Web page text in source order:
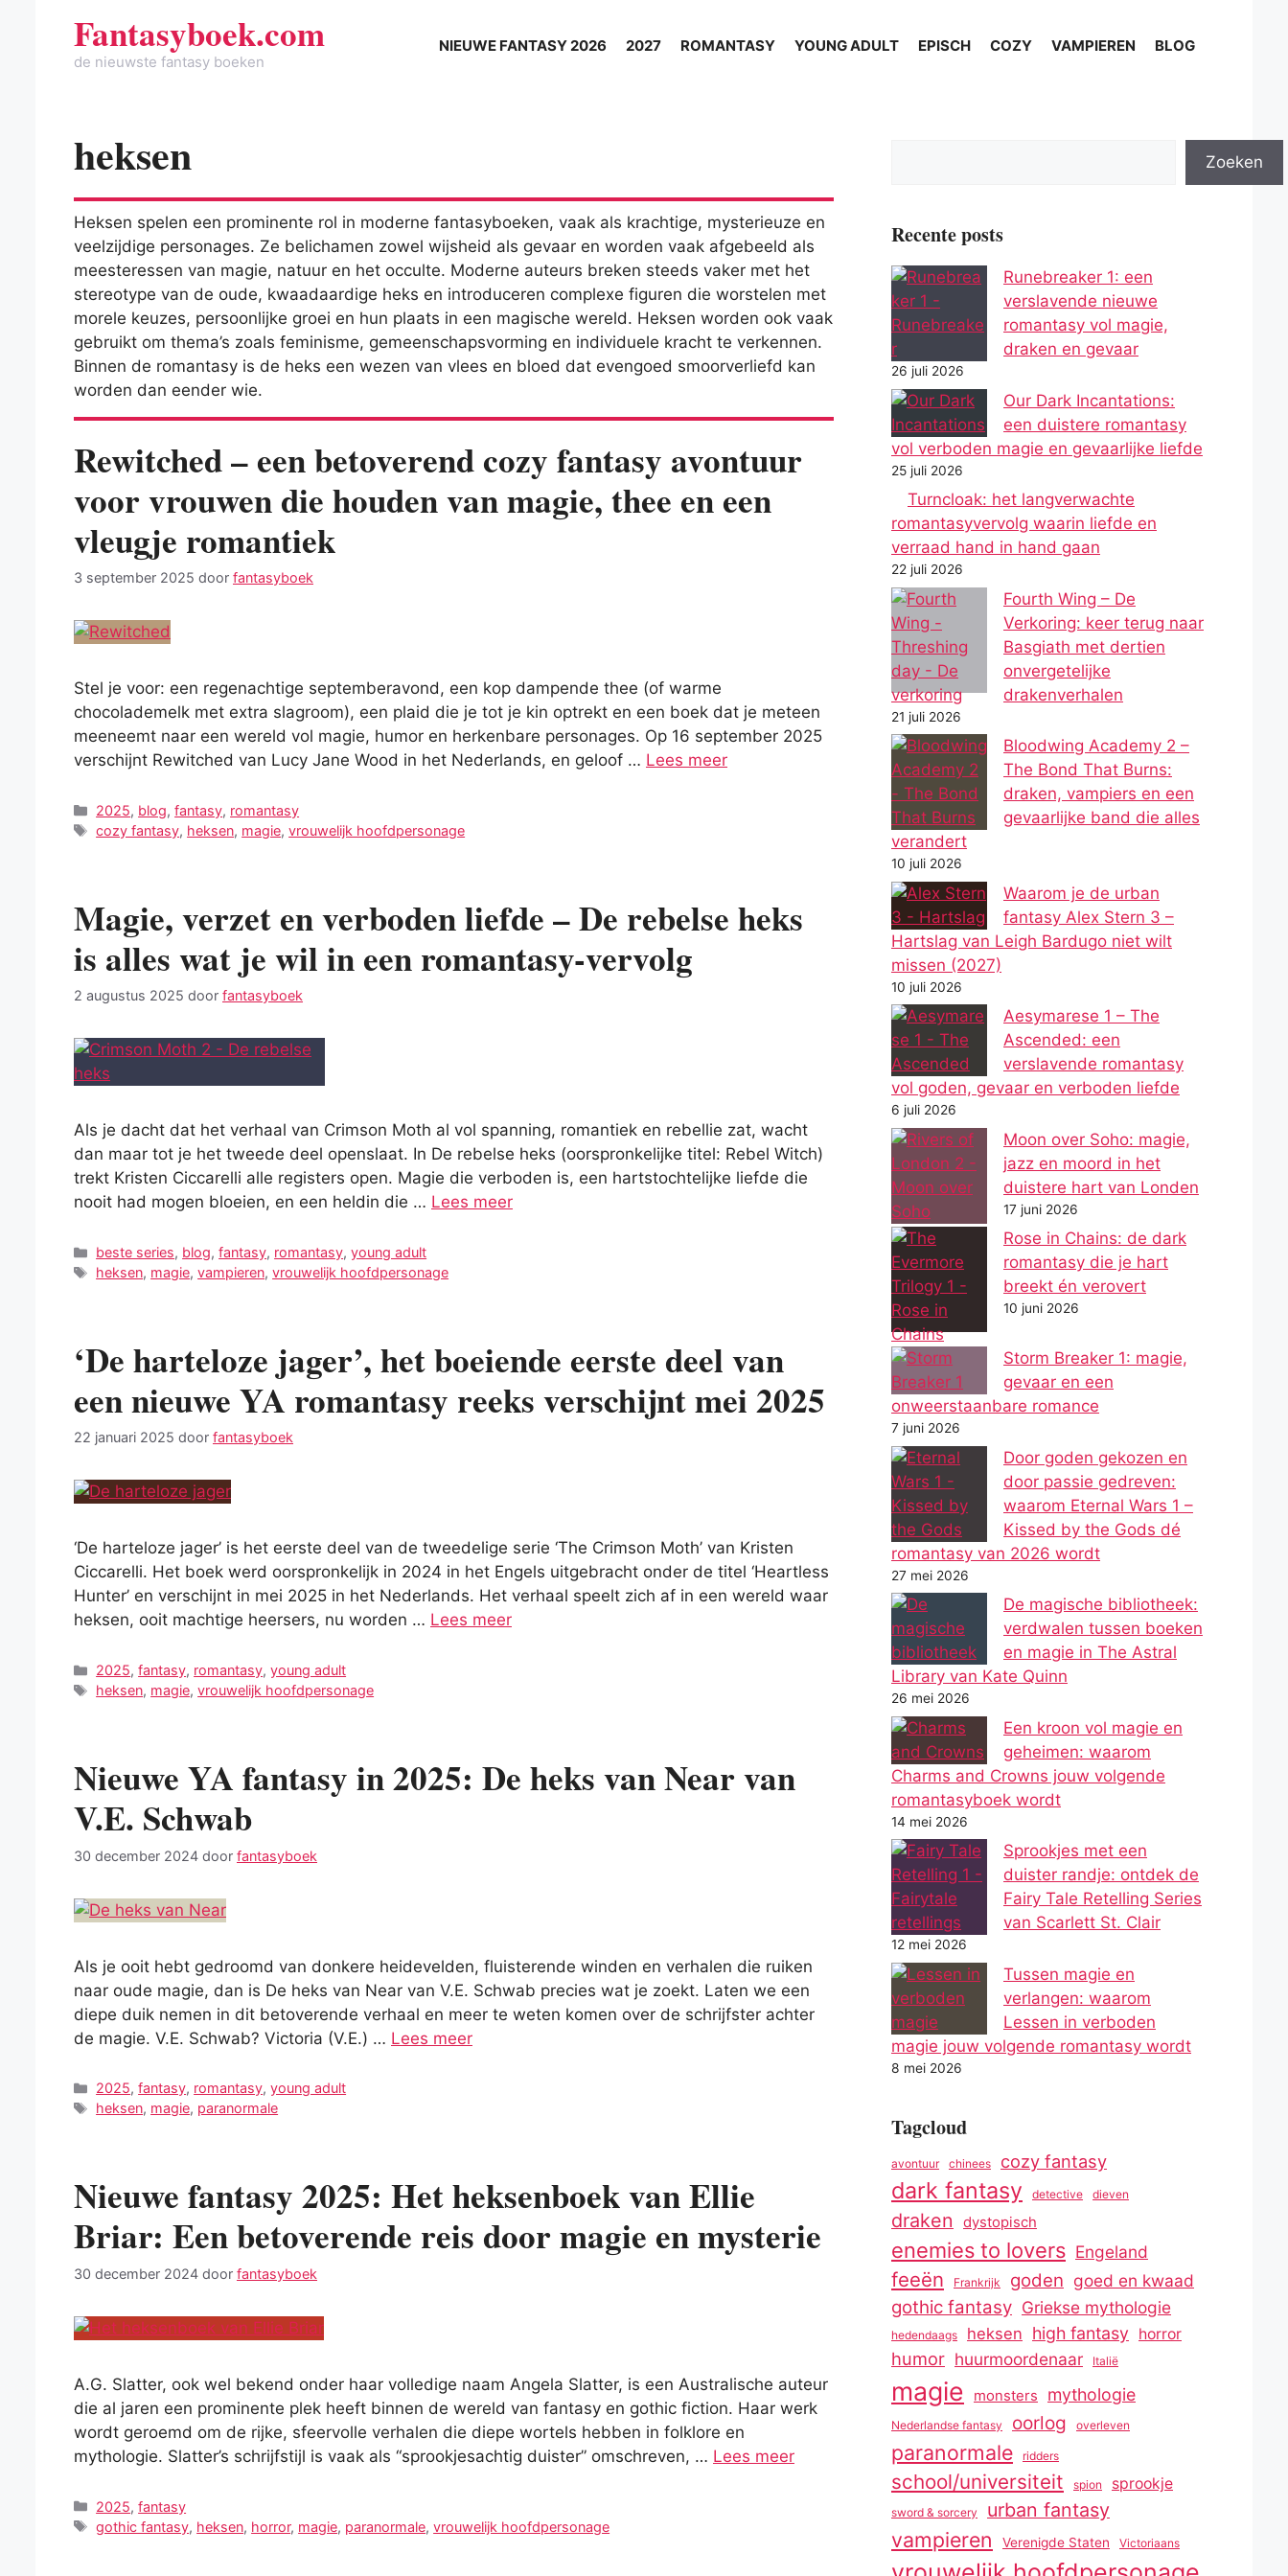
Fantasyboek.com
de nieuwste fantasy boeken
NIEUWE FANTASY 2026 2027 ROMANTASY YOUNG ADULT EPISCH COZY VAMPIEREN BLOG
heksen
Heksen spelen een prominente rol in moderne fantasyboeken, vaak als krachtige, mysterieuze en
veelzijdige personages. Ze belichamen zowel wijsheid als gevaar en worden vaak afgebeeld als
meesteressen van magie, natuur en het occulte. Moderne auteurs breken steeds vaker met het
stereotype van de oude, kwaadaardige heks en introduceren complexe figuren die worstelen met
morele keuzes, persoonlijke groei en hun plaats in een magische wereld. Heksen worden ook vaak
gebruikt om thema’s zoals feminisme, gemeenschapsvorming en individuele kracht te verkennen.
Binnen de romantasy is de heks een wezen van vlees en bloed dat evengoed smoorverliefd kan
worden dan eender wie.
Rewitched – een betoverend cozy fantasy avontuur
voor vrouwen die houden van magie, thee en een
vleugje romantiek
3 september 2025 door fantasyboek
Stel je voor: een regenachtige septemberavond, een kop dampende thee (of warme
chocolademelk met extra slagroom), een plaid die je tot je kin optrekt en een boek dat je meteen
meeneemt naar een wereld vol magie, humor en herkenbare personages. Op 16 september 2025
verschijnt Rewitched van Lucy Jane Wood in het Nederlands, en geloof … Lees meer
Categorieën
2025, blog,fantasy, romantasy
Tags
cozy fantasy, heksen, magie,vrouwelijk hoofdpersonage
Magie, verzet en verboden liefde – De rebelse heks
is alles wat je wil in een romantasy-vervolg
2 augustus 2025 door fantasyboek
Als je dacht dat het verhaal van Crimson Moth al vol spanning, romantiek en rebellie zat, wacht
dan maar tot je het tweede deel openslaat. In De rebelse heks (oorspronkelijke titel: Rebel Witch)
trekt Kristen Ciccarelli alle registers open. Magie die verboden is, een hartstochtelijke liefde die
nooit had mogen bloeien, en een heldin die … Lees meer
Categorieën
beste series, blog,fantasy, romantasy,young adult
Tags
heksen, magie,vampieren,vrouwelijk hoofdpersonage
‘De harteloze jager’, het boeiende eerste deel van
een nieuwe YA romantasy reeks verschijnt mei 2025
22 januari 2025 door fantasyboek
‘De harteloze jager’ is het eerste deel van de tweedelige serie ‘The Crimson Moth’ van Kristen
Ciccarelli. Het boek werd oorspronkelijk in 2024 in het Engels uitgebracht onder de titel ‘Heartless
Hunter’ en verschijnt in mei 2025 in het Nederlands. Het verhaal speelt zich af in een wereld waar
heksen, ooit machtige heersers, nu worden … Lees meer
Categorieën
2025,fantasy, romantasy,young adult
Tags
heksen, magie,vrouwelijk hoofdpersonage
Nieuwe YA fantasy in 2025: De heks van Near van
V.E. Schwab
30 december 2024 door fantasyboek
Als je ooit hebt gedroomd van donkere heidevelden, fluisterende winden en verhalen die ruiken
naar oude magie, dan is De heks van Near van V.E. Schwab precies wat je zoekt. Laten we een
diepe duik nemen in dit betoverende verhaal en meer te weten komen over de schrijfster achter
de magie. V.E. Schwab? Victoria (V.E.) … Lees meer
Categorieën
2025,fantasy, romantasy,young adult
Tags
heksen, magie, paranormale
Nieuwe fantasy 2025: Het heksenboek van Ellie
Briar: Een betoverende reis door magie en mysterie
30 december 2024 door fantasyboek
A.G. Slatter, ook wel bekend onder haar volledige naam Angela Slatter, is een Australische auteur
die al jaren een prominente plek heeft binnen de wereld van fantasy en gothic fiction. Haar werk
wordt geroemd om de rijke, sfeervolle verhalen die diepe wortels hebben in folklore en
mythologie. Slatter’s schrijfstijl is vaak als “sprookjesachtig duister” omschreven, … Lees meer
Categorieën
2025,fantasy
Tags
gothic fantasy, heksen, horror, magie, paranormale,vrouwelijk hoofdpersonage
Zoeken
Recente posts
Runebreaker 1: een
verslavende nieuwe
romantasy vol magie,
draken en gevaar
26 juli 2026
Our Dark Incantations:
een duistere romantasy
vol verboden magie en gevaarlijke liefde
25 juli 2026
Turncloak: het langverwachte
romantasyvervolg waarin liefde en
verraad hand in hand gaan
22 juli 2026
Fourth Wing – De
Verkoring: keer terug naar
Basgiath met dertien
onvergetelijke
drakenverhalen
21 juli 2026
Bloodwing Academy 2 –
The Bond That Burns:
draken, vampiers en een
gevaarlijke band die alles
verandert
10 juli 2026
Waarom je de urban
fantasy Alex Stern 3 –
Hartslag van Leigh Bardugo niet wilt
missen (2027)
10 juli 2026
Aesymarese 1 – The
Ascended: een
verslavende romantasy
vol goden, gevaar en verboden liefde
6 juli 2026
Moon over Soho: magie,
jazz en moord in het
duistere hart van Londen
17 juni 2026
Rose in Chains: de dark
romantasy die je hart
breekt én verovert
10 juni 2026
Storm Breaker 1: magie,
gevaar en een
onweerstaanbare romance
7 juni 2026
Door goden gekozen en
door passie gedreven:
waarom Eternal Wars 1 –
Kissed by the Gods dé
romantasy van 2026 wordt
27 mei 2026
De magische bibliotheek:
verdwalen tussen boeken
en magie in The Astral
Library van Kate Quinn
26 mei 2026
Een kroon vol magie en
geheimen: waarom
Charms and Crowns jouw volgende
romantasyboek wordt
14 mei 2026
Sprookjes met een
duister randje: ontdek de
Fairy Tale Retelling Series
van Scarlett St. Clair
12 mei 2026
Tussen magie en
verlangen: waarom
Lessen in verboden
magie jouw volgende romantasy wordt
8 mei 2026
Tagcloud
avontuur chinees cozy fantasy
dark fantasy detective dieven
draken dystopisch
enemies to lovers Engeland
feeën Frankrijk goden goed en kwaad
gothic fantasy Griekse mythologie
hedendaags heksen high fantasy horror
humor huurmoordenaar Italië
magie monsters mythologie
Nederlandse fantasy oorlog overleven
paranormale ridders
school/universiteit spion sprookje
sword & sorcery urban fantasy
vampieren Verenigde Staten Victoriaans